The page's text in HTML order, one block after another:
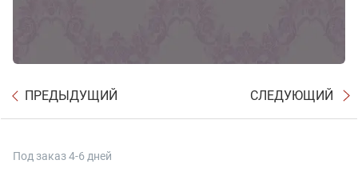
ПРЕДЫДУЩИЙ СЛЕДУЮЩИЙ
Под заказ 4-6 дней